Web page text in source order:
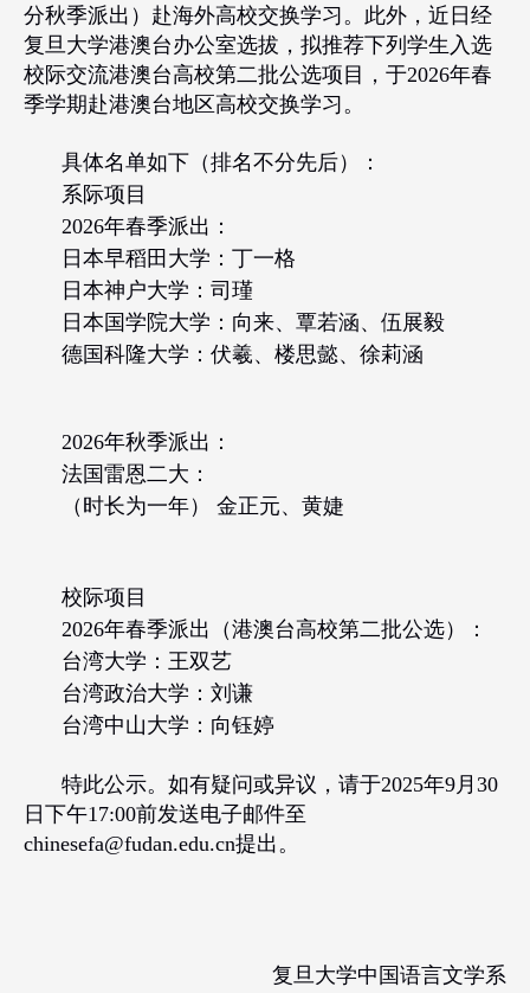
分秋季派出）赴海外高校交换学习。此外，近日经
复旦大学港澳台办公室选拔，拟推荐下列学生入选
校际交流港澳台高校第二批公选项目，于2026年春
季学期赴港澳台地区高校交换学习。
具体名单如下（排名不分先后）：
系际项目
2026年春季派出：
日本早稻田大学：丁一格
日本神户大学：司瑾
日本国学院大学：向来、覃若涵、伍展毅
德国科隆大学：伏羲、楼思懿、徐莉涵
2026年秋季派出：
法国雷恩二大：
（时长为一年） 金正元、黄婕
校际项目
2026年春季派出（港澳台高校第二批公选）：
台湾大学：王双艺
台湾政治大学：刘谦
台湾中山大学：向钰婷
特此公示。如有疑问或异议，请于2025年9月 30
日下午17:00前发送电子邮件至
chinesefa@fudan.edu.cn提出。
复旦大学中国语言文学系